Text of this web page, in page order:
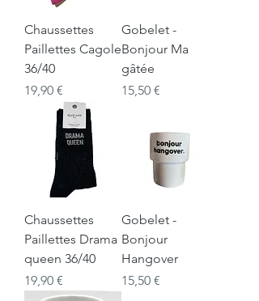
Chaussettes
Paillettes Cagole
36/40
Prix
19,90 €
Gobelet -
Bonjour Ma
gâtée
Prix
15,50 €
Chaussettes
Paillettes Drama
queen 36/40
Prix
19,90 €
Gobelet -
Bonjour
Hangover
Prix
15,50 €